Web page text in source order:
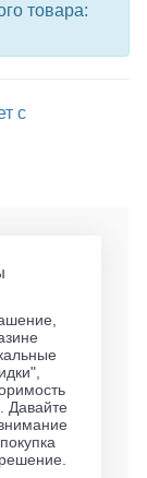
товара:
с
Давайте